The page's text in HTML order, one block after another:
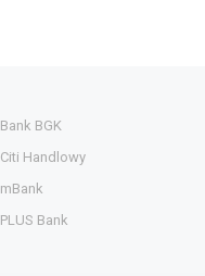
Bank BGK
Citi Handlowy
mBank
PLUS Bank